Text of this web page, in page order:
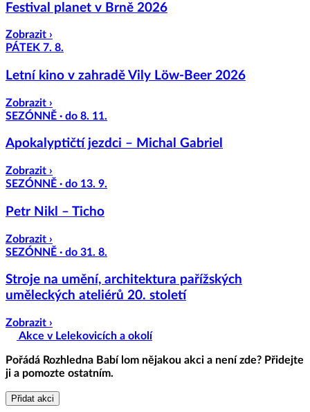
Festival planet v Brně 2026
Zobrazit ›
PÁTEK 7. 8.
Letní kino v zahradě Vily Löw-Beer 2026
Zobrazit ›
SEZÓNNĚ · do 8. 11.
Apokalyptičtí jezdci – Michal Gabriel
Zobrazit ›
SEZÓNNĚ · do 13. 9.
Petr Nikl – Ticho
Zobrazit ›
SEZÓNNĚ · do 31. 8.
Stroje na umění, architektura pařížských
uměleckých ateliérů 20. století
Zobrazit ›
Akce v Lelekovicích a okolí
Pořádá Rozhledna Babí lom nějakou akci a není zde? Přidejte
ji a pomozte ostatním.
Přidat akci